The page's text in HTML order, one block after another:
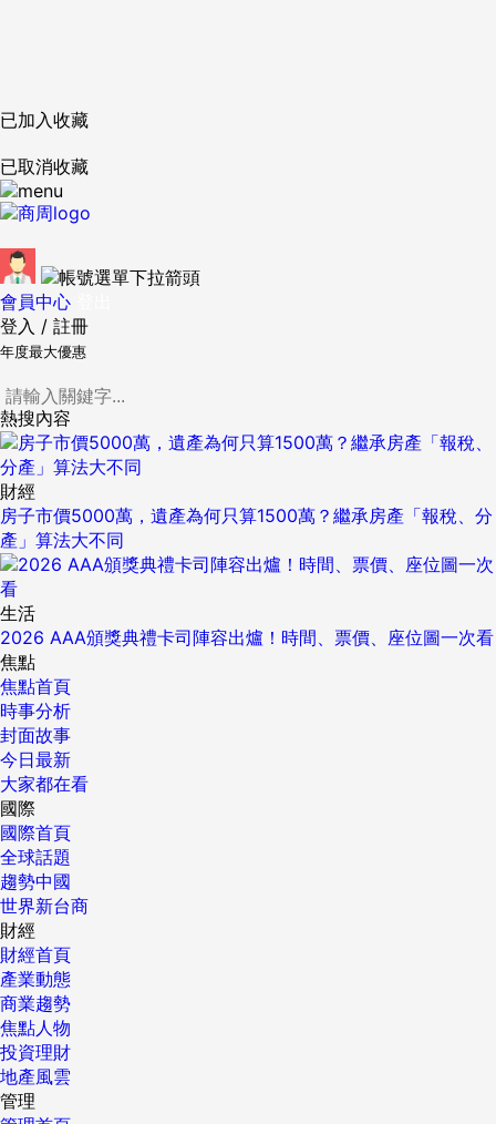
已加入收藏
已取消收藏
會員中心
登入 / 註冊
年度最大優惠
熱搜內容
財經
房子市價5000萬，遺產為何只算1500萬？繼承房產「報稅、分
產」算法大不同
生活
2026 AAA頒獎典禮卡司陣容出爐！時間、票價、座位圖一次看
焦點
焦點首頁
時事分析
封面故事
今日最新
大家都在看
國際
國際首頁
全球話題
趨勢中國
世界新台商
財經
財經首頁
產業動態
商業趨勢
焦點人物
投資理財
地產風雲
管理